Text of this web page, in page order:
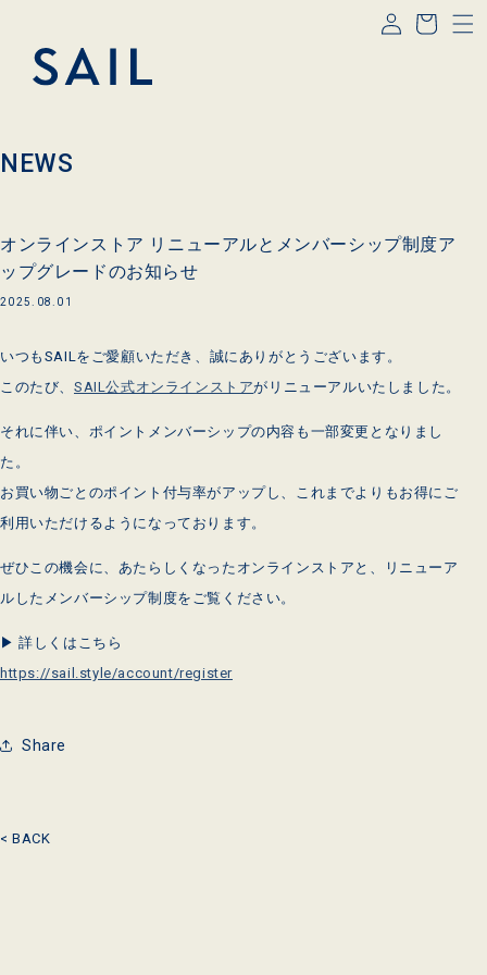
進む
イ
ー
NEWS
オンラインストア リニューアルとメンバーシップ制度ア
ップグレードのお知らせ
2025.08.01
いつもSAILをご愛顧いただき、誠にありがとうございます。
このたび、 SAIL公式オンラインストアがリニューアルいたしました。
それに伴い、ポイントメンバーシップの内容も一部変更となりまし
た。
お買い物ごとのポイント付与率がアップし、これまでよりもお得にご
利用いただけるようになっております。
ぜひこの機会に、あたらしくなったオンラインストアと、リニューア
ルしたメンバーシップ制度をご覧ください。
▶ 詳しくはこちら
https://sail.style/account/register
Share
< BACK